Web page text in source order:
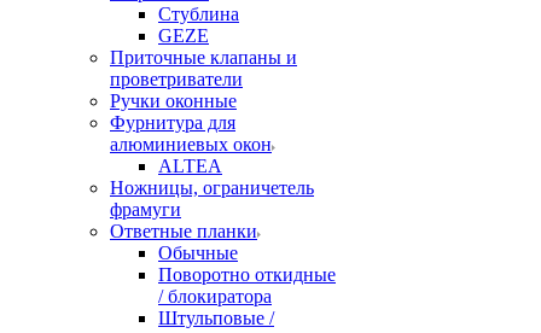
Стублина
GEZE
Приточные клапаны и
проветриватели
Ручки оконные
Фурнитура для
алюминиевых окон
ALTEA
Ножницы, ограничетель
фрамуги
Ответные планки
Обычные
Поворотно откидные
/ блокиратора
Штульповые /